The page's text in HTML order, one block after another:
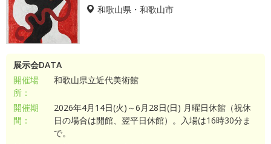
和歌山県・和歌山市
展示会DATA
開催場
所：
和歌山県立近代美術館
開催期
間：
2026年4月14日(火)～6月28日(日) 月曜日休館（祝休
日の場合は開館、翌平日休館）。入場は16時30分ま
で。